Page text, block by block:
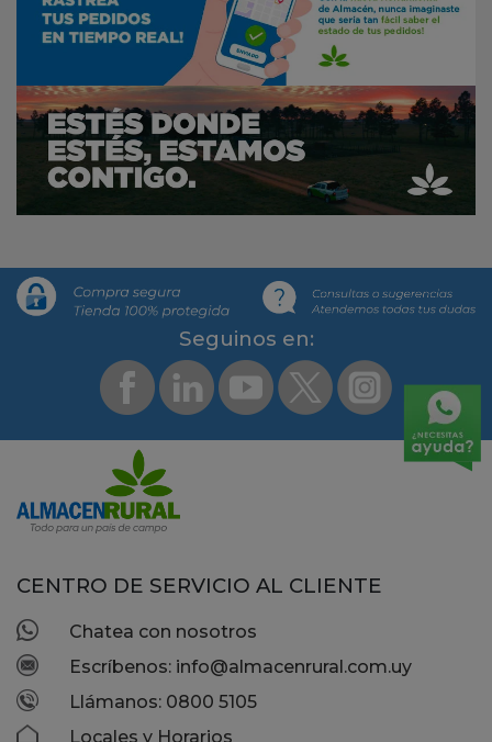
Segui­nos en:
CENTRO DE SERVICIO AL CLIENTE
Chatea con nosotros
Escríbenos: info@almacenrural.com.uy
Llámanos: 0800 5105
Locales y Horarios